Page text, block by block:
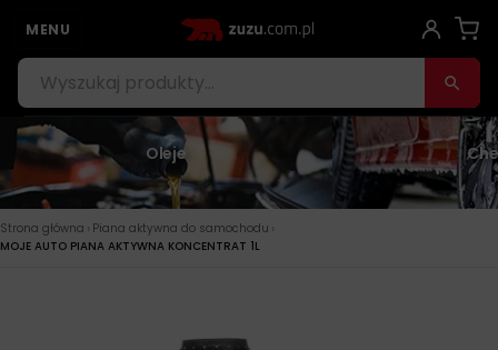
MENU
Oleje
Strona główna › Piana aktywna do samochodu ›
MOJE AUTO PIANA AKTYWNA KONCENTRAT 1L